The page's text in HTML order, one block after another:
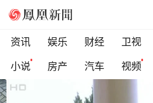
资讯 娱乐 财经 卫视
小说
房产 汽车 视频